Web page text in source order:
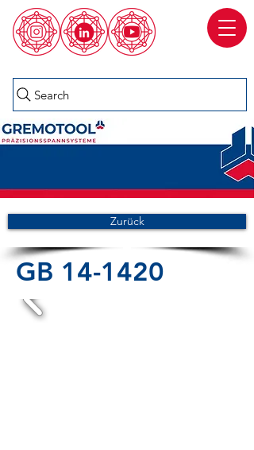
Search
Zurück
GB 14-1420